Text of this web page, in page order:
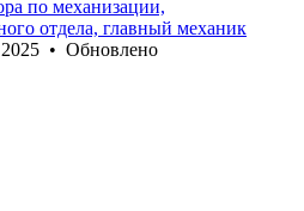
по механизации,
отдела, главный механик
• Обновлено